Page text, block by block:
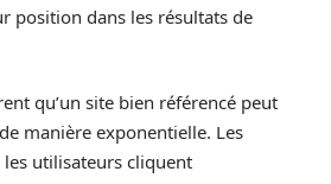
position dans les résultats de
qu’un site bien référencé peut
manière exponentielle. Les
utilisateurs cliquent